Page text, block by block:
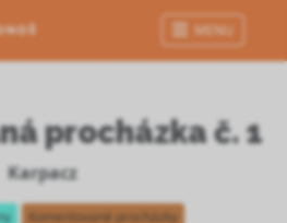
MENU
procházka č. 1
Karpacz
Komentované procházky